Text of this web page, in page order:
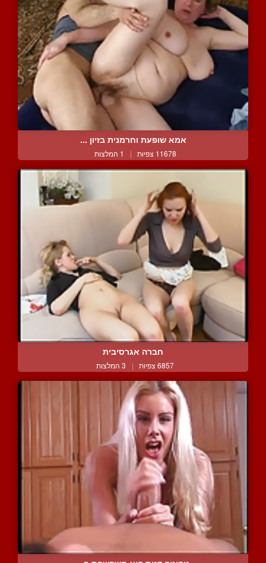
אמא שופעת וחרמנית בזיון ...
11678 צפיות | 1 המלצות
חברה אגרסיבית
6857 צפיות | 3 המלצות